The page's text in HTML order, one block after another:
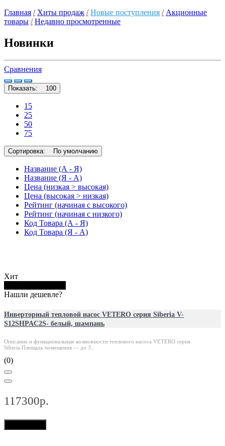
Главная / Хиты продаж / Новые поступления / Акционные
товары / Недавно просмотренные
Новинки
Сравнения
Показать: 100
15
25
50
75
Сортировка: По умолчанию
Название (А - Я)
Название (Я - А)
Цена (низкая > высокая)
Цена (высокая > низкая)
Рейтинг (начиная с высокого)
Рейтинг (начиная с низкого)
Код Товара (А - Я)
Код Товара (Я - А)
Хит
Нашли дешевле?
Инверторный тепловой насос VETERO серия Siberia V-
S12SHPAC2S- белый, шампань
Описание и функциональные возможности теплового насоса VETERO серия
Siberia:Площадь помещения — до 3..
(0)
117300р.